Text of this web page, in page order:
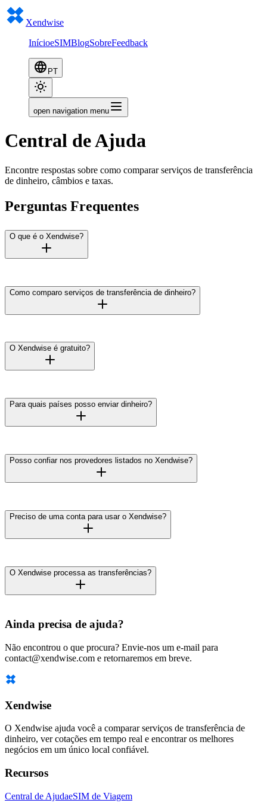
Xendwise
InícioeSIMBlogSobreFeedback
PT
open navigation menu
Central de Ajuda
Encontre respostas sobre como comparar serviços de transferência
de dinheiro, câmbios e taxas.
Perguntas Frequentes
O que é o Xendwise?
Como comparo serviços de transferência de dinheiro?
O Xendwise é gratuito?
Para quais países posso enviar dinheiro?
Posso confiar nos provedores listados no Xendwise?
Preciso de uma conta para usar o Xendwise?
O Xendwise processa as transferências?
Ainda precisa de ajuda?
Não encontrou o que procura? Envie-nos um e-mail para
contact@xendwise.com e retornaremos em breve.
Xendwise
O Xendwise ajuda você a comparar serviços de transferência de
dinheiro, ver cotações em tempo real e encontrar os melhores
negócios em um único local confiável.
Recursos
Central de AjudaeSIM de Viagem